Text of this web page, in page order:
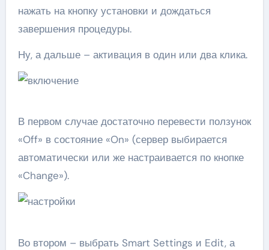
нажать на кнопку установки и дождаться
завершения процедуры.
Ну, а дальше – активация в один или два клика.
В первом случае достаточно перевести ползунок
«Off» в состояние «On» (сервер выбирается
автоматически или же настраивается по кнопке
«Change»).
Во втором – выбрать Smart Settings и Edit, а